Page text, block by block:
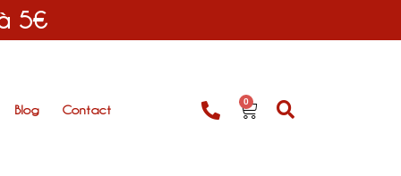
5€
Blog Contact
0